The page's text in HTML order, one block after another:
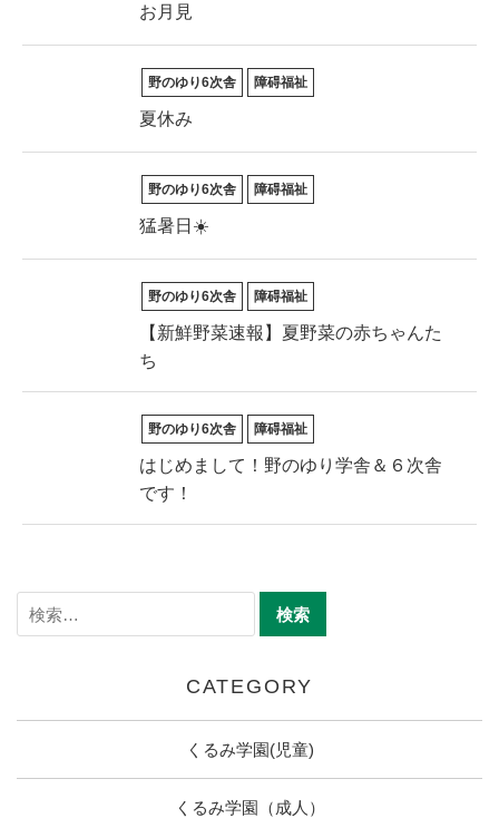
お月見
野のゆり6次舎 障碍福祉
夏休み
野のゆり6次舎 障碍福祉
猛暑日☀️
野のゆり6次舎 障碍福祉
【新鮮野菜速報】夏野菜の赤ちゃんた
ち
野のゆり6次舎 障碍福祉
はじめまして！野のゆり学舎＆６次舎
です！
CATEGORY
くるみ学園(児童)
くるみ学園（成人）